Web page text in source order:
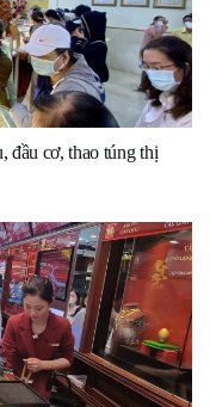
đầu cơ, thao túng thị